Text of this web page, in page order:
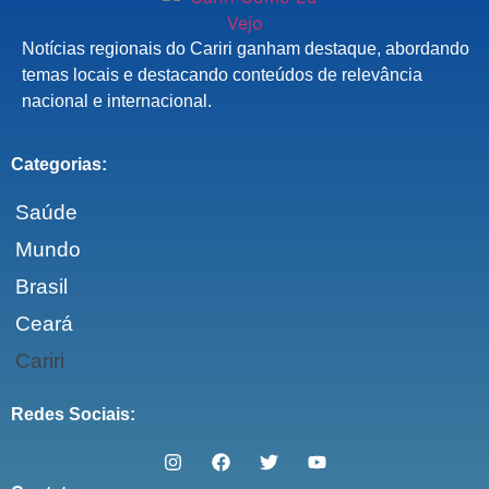
Notícias regionais do Cariri ganham destaque, abordando
temas locais e destacando conteúdos de relevância
nacional e internacional.
Categorias:
Saúde
Mundo
Brasil
Ceará
Cariri
Redes Sociais: